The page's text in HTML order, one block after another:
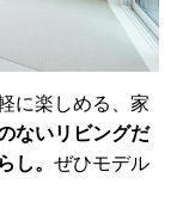
に楽しめる、家
ないリビングだ
し。 ぜひモデル